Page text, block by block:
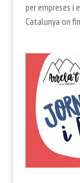
per empreses i
Catalunya on